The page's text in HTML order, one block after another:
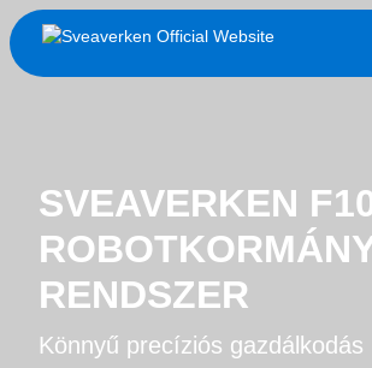
SVEAVERKEN
RENDSZER
Könnyű precíziós gazdálkodás